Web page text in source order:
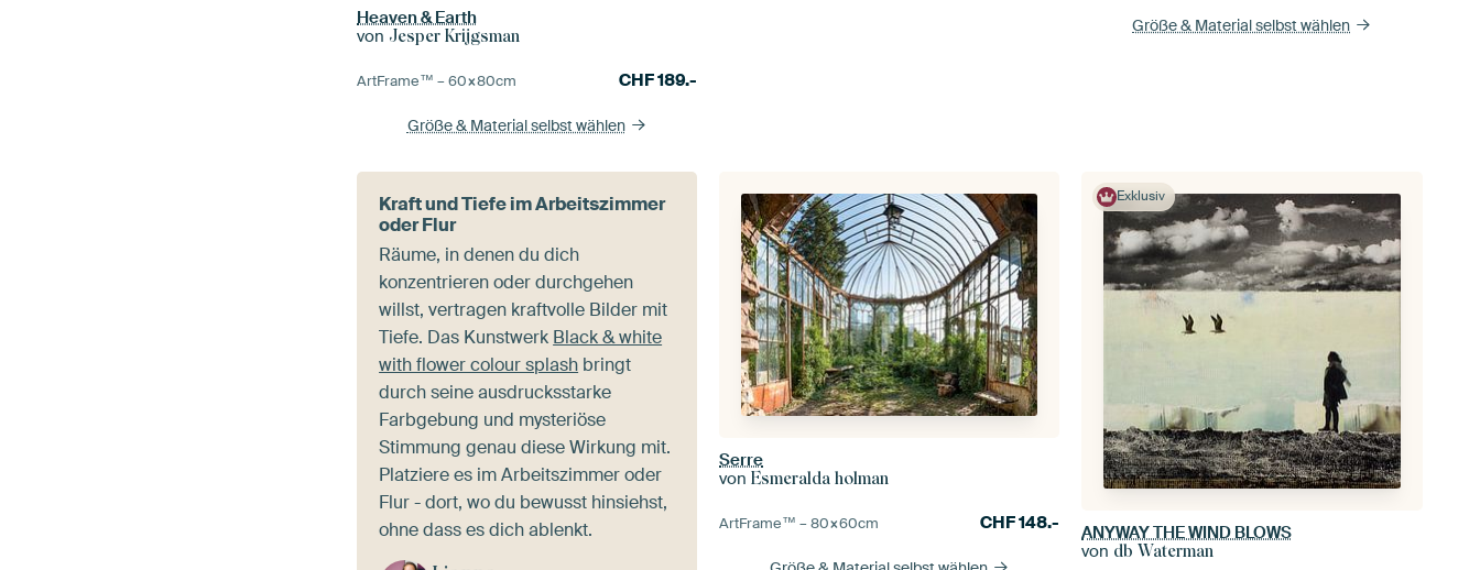
Heaven & Earth
von Jesper Krijgsman
ArtFrame™ –60×80cm CHF189.-
Größe & Material selbst wählen
Größe & Material selbst wählen
Kraft und Tiefe im Arbeitszimmer
oder Flur
Räume, in denen du dich
konzentrieren oder durchgehen
willst, vertragen kraftvolle Bilder mit
Tiefe. Das Kunstwerk Black & white
with flower colour splash bringt
durch seine ausdrucksstarke
Farbgebung und mysteriöse
Stimmung genau diese Wirkung mit.
Platziere es im Arbeitszimmer oder
Flur - dort, wo du bewusst hinsiehst,
ohne dass es dich ablenkt.
Serre
vonEsmeralda holman
ArtFrame™ –80×60cm CHF148.-
Exklusiv
ANYWAY THE WIND BLOWS
von db Waterman